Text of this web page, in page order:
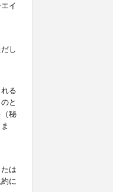
イ
し
る
と
秘
は
に